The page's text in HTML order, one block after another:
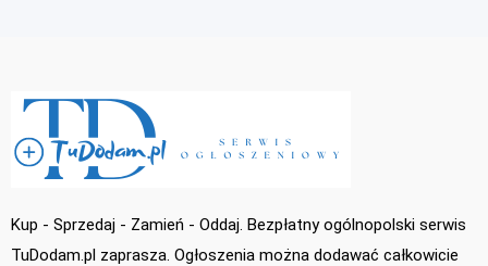
Kup - Sprzedaj - Zamień - Oddaj. Bezpłatny ogólnopolski serwis
TuDodam.pl zaprasza. Ogłoszenia można dodawać całkowicie